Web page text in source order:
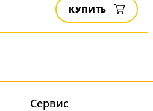
КУПИТЬ
Cервис